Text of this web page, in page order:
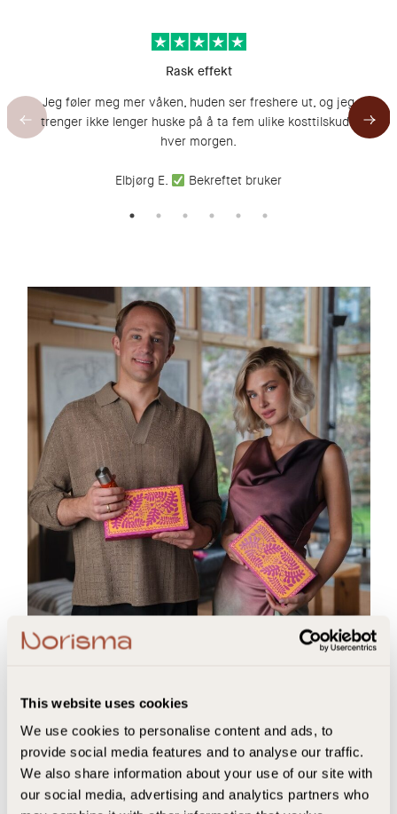
This website uses cookies
We use cookies to personalise content and ads, to
provide social media features and to analyse our traffic.
We also share information about your use of our site with
our social media, advertising and analytics partners who
Rask effekt
Jeg føler meg mer våken, huden ser freshere ut, og jeg
trenger ikke lenger huske på å ta fem ulike kosttilskudd
hver morgen.
Elbjørg E. Bekreftet bruker
Hvorfor Summershot kan
kaffe
Mange opplever at det blir tungvint å holde styr på
flere forskjellige kosttilskudd og kaffevaner.
Summershot samler alt i en liten, smakfull shot.